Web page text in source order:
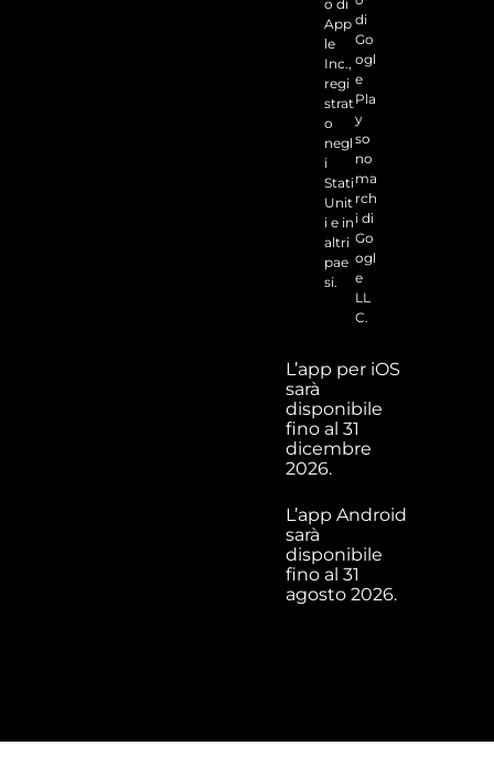
o di
App
le
Inc.,
regi
strat
o
negl
i
Stati
Unit
i e in
altri
pae
si.
di
Go
ogl
e
Pla
y
so
no
ma
rch
i di
Go
ogl
e
LL
C.
L’app per iOS
sarà
disponibile
fino al 31
dicembre
2026.
L’app Android
sarà
disponibile
fino al 31
agosto 2026.